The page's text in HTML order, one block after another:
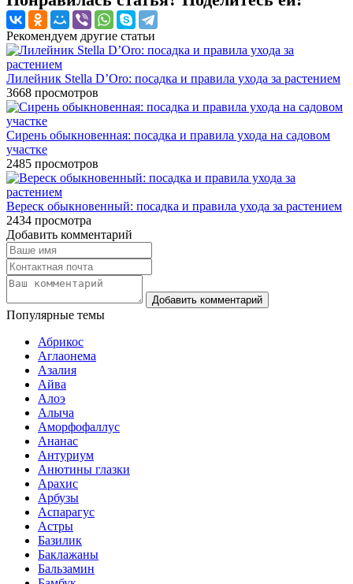
Рекомендуем другие статьи
Лилейник Stella D’Oro: посадка и правила ухода за растением
3668 просмотров
Сирень обыкновенная: посадка и правила ухода на садовом
участке
2485 просмотров
Вереск обыкновенный: посадка и правила ухода за растением
2434 просмотра
Добавить комментарий
Популярные темы
Абрикос
Аглаонема
Азалия
Айва
Алоэ
Алыча
Аморфофаллус
Ананас
Антуриум
Анютины глазки
Арахис
Арбузы
Аспарагус
Астры
Базилик
Баклажаны
Бальзамин